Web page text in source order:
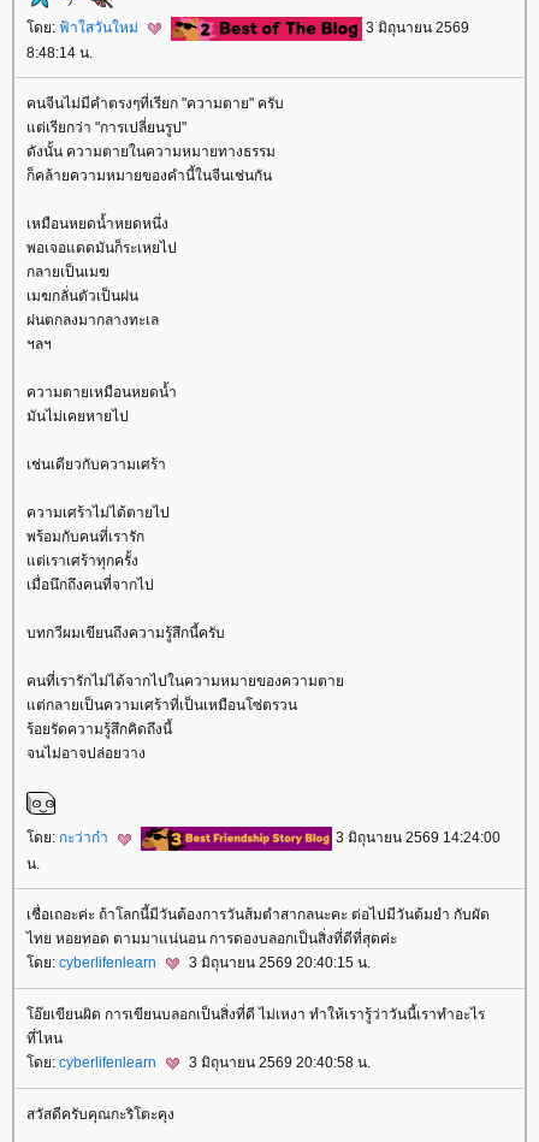
ดย: ฟ้าใสวันใหม่
3 มิถุนายน 2569
8:48:14 น.
คนจีนไม่มีคำตรงๆที่เรียก "ความตาย" ครับ
ต่เรียกว่า "การเปลี่ยนรูป"
ดังนั้น ความตายในความหมายทางธรรม
ก็คล้ายความหมายของคำนี้ในจีนเช่นกัน
เหมือนหยดน้ำหยดหนึ่ง
พอเจอแดดมันก็ระเหยไป
กลายเป็นเมฆ
เมฆกลั่นตัวเป็นฝน
ฝนตกลงมากลางทะเล
ฯลฯ
ความตายเหมือนหยดน้ำ
มันไม่เคยหายไป
เช่นเดียวกับความเศร้า
ความเศร้าไม่ได้ตายไป
พร้อมกับคนที่เรารัก
ต่เราเศร้าทุกครั้ง
เมื่อนึกถึงคนที่จากไป
บทกวีผมเขียนถึงความรู้สึกนี้ครับ
คนที่เรารักไม่ได้จากไปในความหมายของความตา
ต่กลายเป็นความเศร้าที่เป็นเหมือนโซ่ตรวน
ร้อยรัดความรู้สึกคิดถึงนี้
จนไม่อาจปล่อยวาง
ดย: กะว่าก๋า
3 มิถุนายน 2569 14:24:00
น.
เชื่อเถอะค่ะ ถ้าโลกนี้มีวันต้องการวันส้มตำสากลนะคะ ต่อไปมีวันต้มยำ กับผัด
ไทย หอยทอด ตามมาแน่นอน การดองบลอกเป็นสิ่งที่ดีที่สุดค่ะ
ดย: cyberlifenlearn 3 มิถุนายน 2569 20:40:15 น.
อ๊ยเขียนผิด การเขียนบลอกเป็นสิ่งที่ดี ไม่เหงา ทำให้เรารู้ว่าวันนี้เราทำอะไร
ที่ไหน
ดย: cyberlifenlearn 3 มิถุนายน 2569 20:40:58 น.
สวัสดีครับคุณกะริโตะคุง